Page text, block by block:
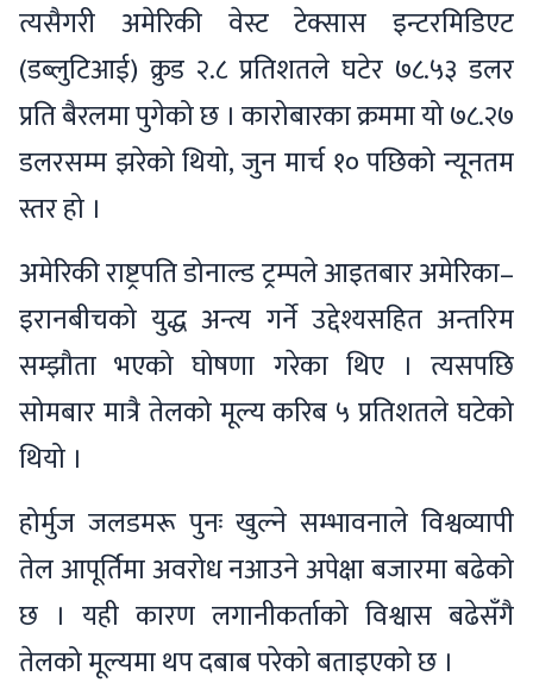
त्यसैगरी अमेरिकी वेस्ट टेक्सास इन्टरमिडिएट
(डब्लुटिआई) क्रुड २.८ प्रतिशतले घटेर ७८.५३ डलर
प्रति बैरलमा पुगेको छ । कारोबारका क्रममा यो ७८.२७
डलरसम्म झरेको थियो, जुन मार्च १० पछिको न्यूनतम
स्तर हो ।
अमेरिकी राष्ट्रपति डोनाल्ड ट्रम्पले आइतबार अमेरिका–
इरानबीचको युद्ध अन्त्य गर्ने उद्देश्यसहित अन्तरिम
सम्झौता भएको घोषणा गरेका थिए । त्यसपछि
सोमबार मात्रै तेलको मूल्य करिब ५ प्रतिशतले घटेको
थियो ।
होर्मुज जलडमरू पुनः खुल्ने सम्भावनाले विश्वव्यापी
तेल आपूर्तिमा अवरोध नआउने अपेक्षा बजारमा बढेको
छ । यही कारण लगानीकर्ताको विश्वास बढेसँगै
तेलको मूल्यमा थप दबाब परेको बताइएको छ ।